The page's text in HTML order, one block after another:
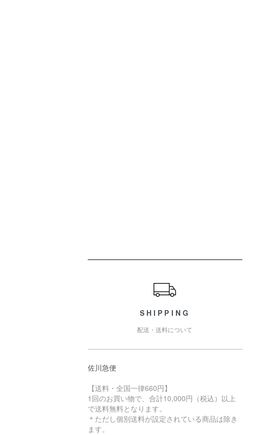
SHIPPING
配送・送料について
佐川急便
【送料・全国一律660円】
1回のお買い物で、合計10,000円（税込）以上
で送料無料となります。
＊ただし個別送料が設定されている商品は除き
ます。